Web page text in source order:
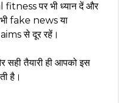
पर भी ध्यान दें और
fake news या
से दूर रहें।
सही तैयारी ही आपको इस
है।